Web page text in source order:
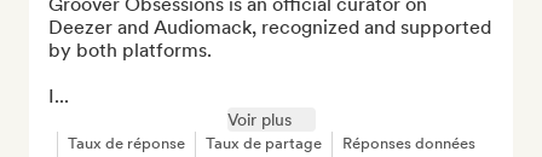
Deezer and Audiomack, recognized and supported
by both platforms.
I...
Voir plus
Taux de réponse Taux de partage Réponses données